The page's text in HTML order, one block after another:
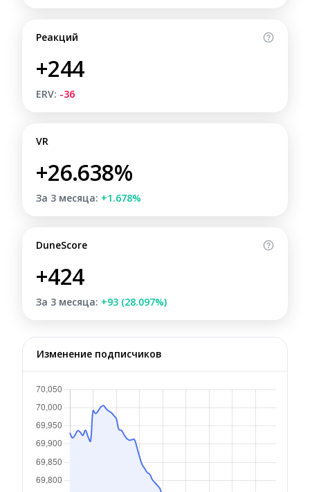
Реакций
+244
ERV: -36
VR
+26.638%
За 3 месяца: +1.678%
DuneScore
+424
За 3 месяца: +93 (28.097%)
Изменение подписчиков